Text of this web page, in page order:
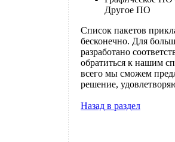
Другое ПО
Список пакетов
бесконечно. Для
разработано
обратиться к нашим
всего мы сможем
решение,
Назад в раздел